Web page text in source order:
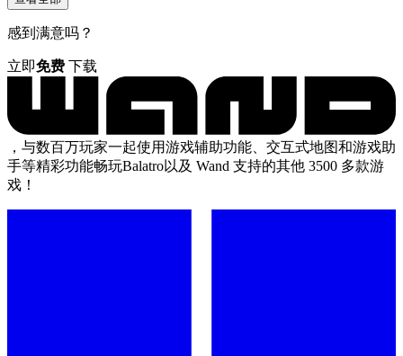
感到满意吗？
立即免费 下载
，与数百万玩家一起使用游戏辅助功能、交互式地图和游戏助
手等精彩功能畅玩Balatro以及 Wand 支持的其他 3500 多款游
戏！